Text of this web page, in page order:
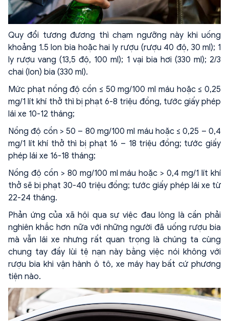
Quy đổi tương đương thì chạm ngưỡng này khi uống
khoảng 1.5 lon bia hoặc hai ly rượu (rượu 40 độ, 30 ml); 1
ly rượu vang (13,5 độ, 100 ml); 1 vại bia hơi (330 ml); 2/3
chai (lon) bia (330 ml).
Mức phạt nồng độ cồn ≤ 50 mg/100 ml máu hoặc ≤ 0,25
mg/1 lít khí thở thì bị phạt 6-8 triệu đồng, tước giấy phép
lái xe 10-12 tháng;
Nồng độ cồn > 50 – 80 mg/100 ml máu hoặc ≤ 0,25 – 0,4
mg/1 lít khí thở thì bị phạt 16 – 18 triệu đồng; tước giấy
phép lái xe 16-18 tháng;
Nồng độ cồn > 80 mg/100 ml máu hoặc > 0,4 mg/1 lít khí
thở sẽ bị phạt 30-40 triệu đồng; tước giấy phép lái xe từ
22-24 tháng.
Phản ứng của xã hội qua sự việc đau lòng là cần phải
nghiên khắc hơn nữa với những người đã uống rượu bia
mà vẫn lái xe nhưng rất quan trọng là chúng ta cùng
chung tay đầy lùi tệ nạn này bằng việc nói không với
rượu bia khi vận hành ô tô, xe máy hay bất cứ phương
tiện nào.